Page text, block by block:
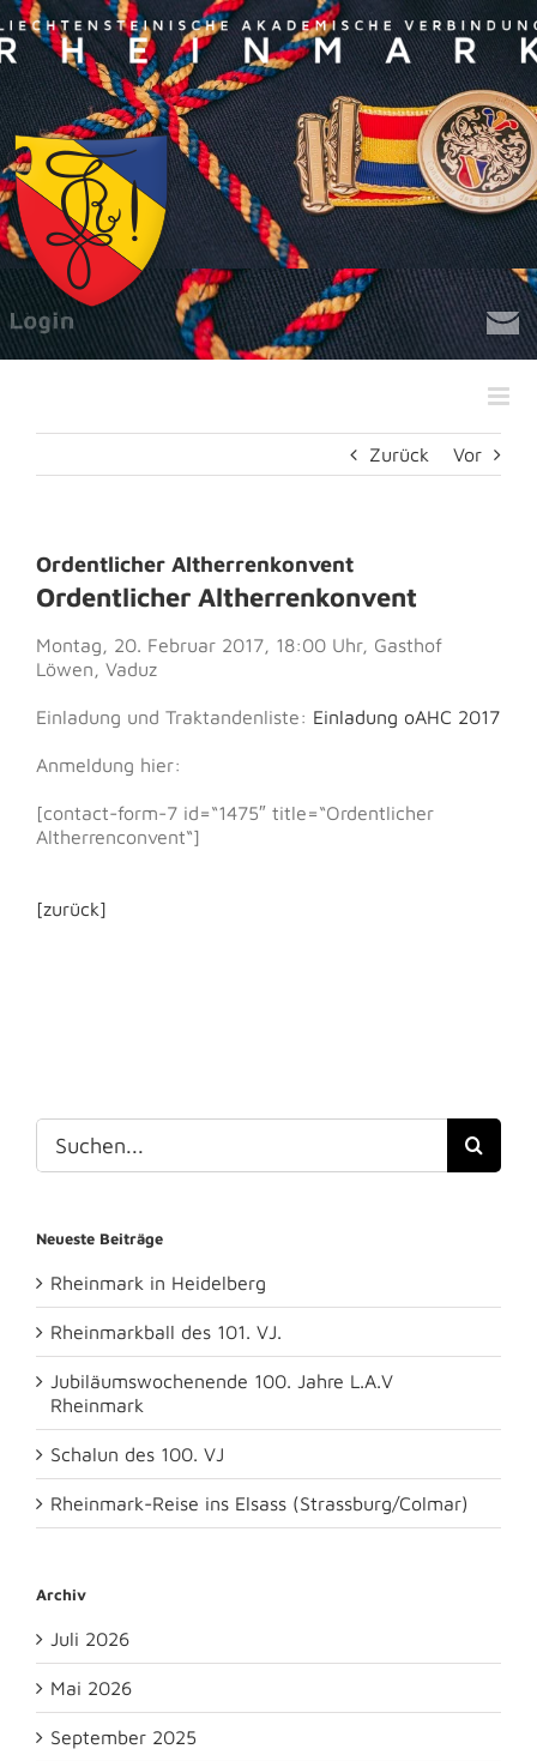
Zum
Inhalt
springen
Zurück Vor
Ordentlicher Altherrenkonvent
Ordentlicher Altherrenkonvent
Montag, 20. Februar 2017, 18:00 Uhr, Gasthof
Löwen, Vaduz
Einladung und Traktandenliste: Einladung oAHC 2017
Anmeldung hier:
[contact-form-7 id=“1475″ title=“Ordentlicher
Altherrenconvent“]
[zurück]
Suche
nach:
Neueste Beiträge
Rheinmark in Heidelberg
Rheinmarkball des 101. VJ.
Jubiläumswochenende 100. Jahre L.A.V
Rheinmark
Schalun des 100. VJ
Rheinmark-Reise ins Elsass (Strassburg/Colmar)
Archiv
Juli 2026
Mai 2026
September 2025